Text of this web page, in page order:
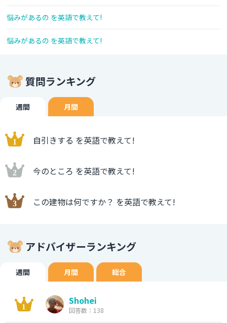
悩みがあるの を英語で教えて!
悩みがあるの を英語で教えて!
質問ランキング
週間 月間
自引きする を英語で教えて!
今のところ を英語で教えて!
この建物は何ですか？ を英語で教えて!
アドバイザーランキング
週間 月間 総合
Shohei
回答数：138